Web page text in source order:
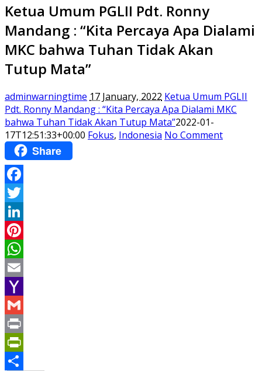
Ketua Umum PGLII Pdt. Ronny
Mandang : “Kita Percaya Apa Dialami
MKC bahwa Tuhan Tidak Akan
Tutup Mata”
adminwarningtime 17 January, 2022 Ketua Umum PGLII
Pdt. Ronny Mandang : “Kita Percaya Apa Dialami MKC
bahwa Tuhan Tidak Akan Tutup Mata”2022-01-
17T12:51:33+00:00 Fokus, Indonesia No Comment
Share
Facebook
Twitter
LinkedIn
Pinterest
WhatsApp
Email
Yahoo
Mail
Gmail
Print
PrintFriendly